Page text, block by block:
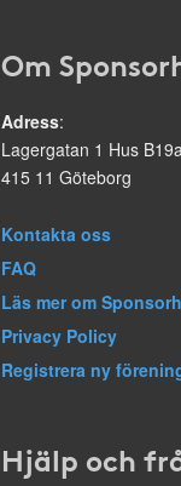
Om
Adress:
Lagergatan 1 Hus
415 11 Göteborg
Kontakta oss
FAQ
Läs mer om
Privacy Policy
Registrera ny
Hjälp och